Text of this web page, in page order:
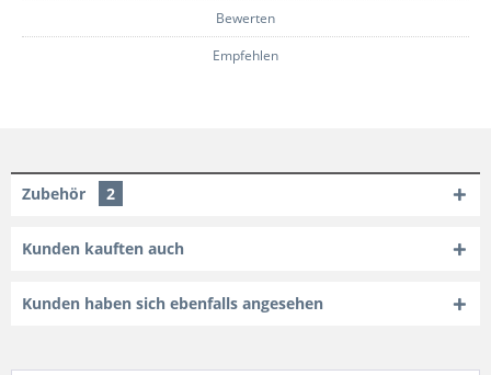
Bewerten
Empfehlen
Zubehör 2
Kunden kauften auch
Kunden haben sich ebenfalls angesehen